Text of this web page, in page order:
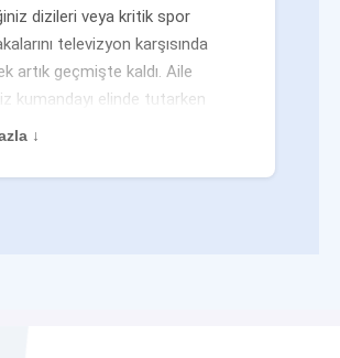
dizileri veya kritik spor
televizyon karşısında
artık geçmişte kaldı. Aile
kumandayı elinde tutarken
evden uzaktayken bile
Geleneksel yayıncılığın
↓